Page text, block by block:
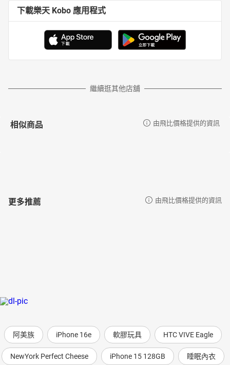
下載樂天 Kobo 應用程式
繼續逛其他店舖
相似商品 由飛比價格提供的資訊
更多推薦 由飛比價格提供的資訊
阿美族 iPhone 16e 軟膠玩具 HTC VIVE Eagle
NewYork Perfect Cheese iPhone 15 128GB 睡眠內衣